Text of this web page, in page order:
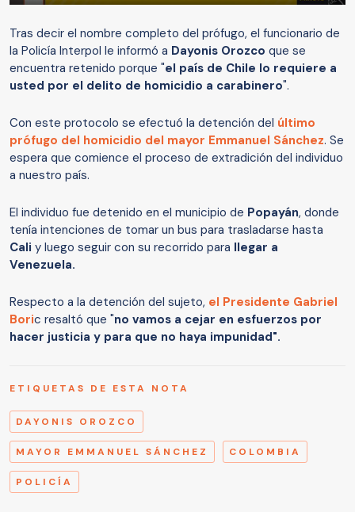
Tras decir el nombre completo del prófugo, el funcionario de
la Policía Interpol le informó a Dayonis Orozco que se
encuentra retenido porque "el país de Chile lo requiere a
usted por el delito de homicidio a carabinero".
Con este protocolo se efectuó la detención del último
prófugo del homicidio del mayor Emmanuel Sánchez. Se
espera que comience el proceso de extradición del individuo
a nuestro país.
El individuo fue detenido en el municipio de Popayán, donde
tenía intenciones de tomar un bus para trasladarse hasta
Cali y luego seguir con su recorrido para llegar a
Venezuela.
Respecto a la detención del sujeto, el Presidente Gabriel
Boric resaltó que "no vamos a cejar en esfuerzos por
hacer justicia y para que no haya impunidad".
ETIQUETAS DE ESTA NOTA
DAYONIS OROZCO
MAYOR EMMANUEL SÁNCHEZ COLOMBIA
POLICÍA